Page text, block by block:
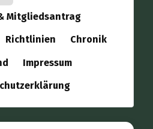
Mitgliedsantrag
Richtlinien Chronik
Impressum